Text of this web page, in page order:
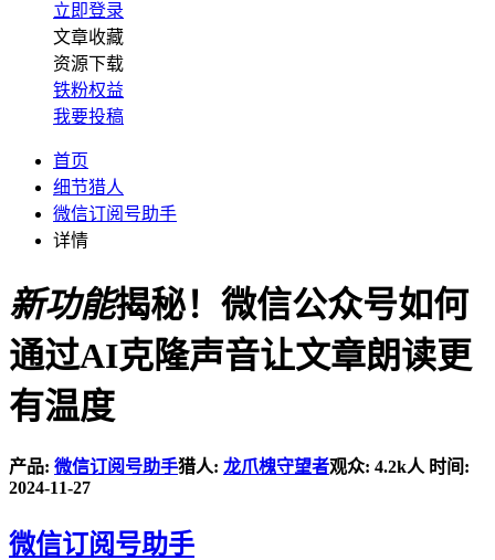
立即登录
文章收藏
资源下载
铁粉权益
我要投稿
首页
细节猎人
微信订阅号助手
详情
新功能揭秘！微信公众号如何
通过AI克隆声音让文章朗读更
有温度
产品: 微信订阅号助手猎人: 龙爪槐守望者观众: 4.2k人 时间:
2024-11-27
微信订阅号助手